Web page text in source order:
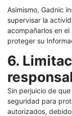
Asimismo, Gadnic
supervisar la
acompañarlos en
proteger su
6.
Sin perjuicio de
seguridad para
autorizados,